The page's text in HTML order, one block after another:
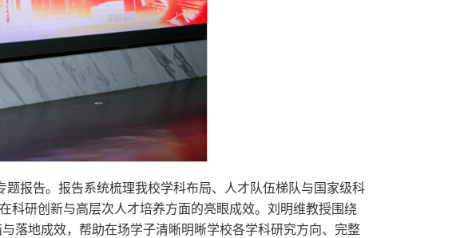
报告。报告系统梳理我校学科布局、人才队伍梯队与国家级科
科研创新与高层次人才培养方面的亮眼成效。刘明维教授围绕
落地成效，帮助在场学子清晰明晰学校各学科研究方向、完整